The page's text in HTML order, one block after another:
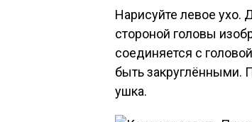
Нарисуйте левое
стороной головы
соединяется с
быть закруглёнными.
ушка.